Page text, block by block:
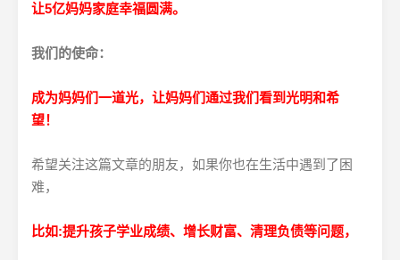
让5亿妈妈家庭幸福圆满。
我们的使命：
成为妈妈们一道光， 让妈妈们通过我们看到光明和希
望！
希望关注这篇文章的朋友，如果你也在生活中遇到了困
难，
比如:提升孩子学业成绩、增长财富、清理负债等问题，